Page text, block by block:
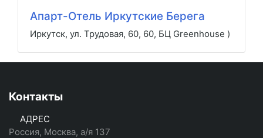
Апарт-Отель Иркутские Берега
Иркутск, ул. Трудовая, 60, 60, БЦ Greenhouse )
Контакты
АДРЕС
Россия, Москва, а/я 137